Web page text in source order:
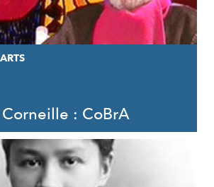
: CoBrA